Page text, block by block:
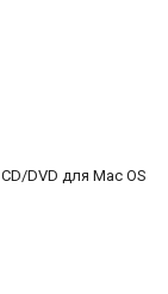
DVD для Mac OS